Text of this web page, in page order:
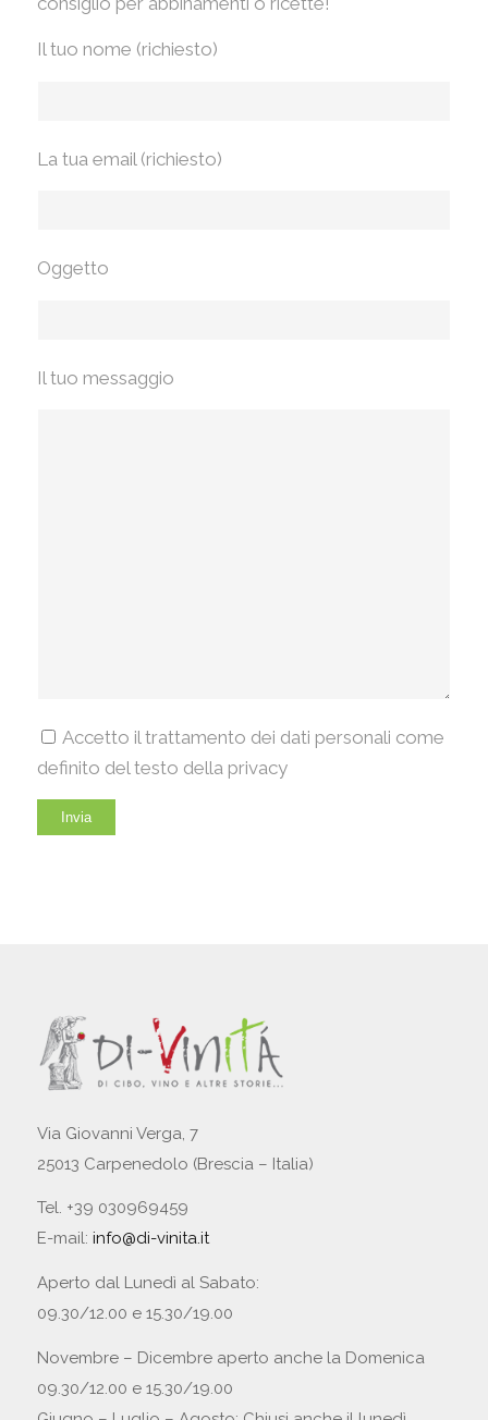
Il tuo nome (richiesto)
La tua email (richiesto)
Oggetto
Il tuo messaggio
Accetto il trattamento dei dati personali come
definito del testo della privacy
Via Giovanni Verga, 7
25013 Carpenedolo (Brescia – Italia)
Tel. +39 030969459
E-mail: info@di-vinita.it
Aperto dal Lunedì al Sabato:
09.30/12.00 e 15.30/19.00
Novembre – Dicembre aperto anche la Domenica
09.30/12.00 e 15.30/19.00